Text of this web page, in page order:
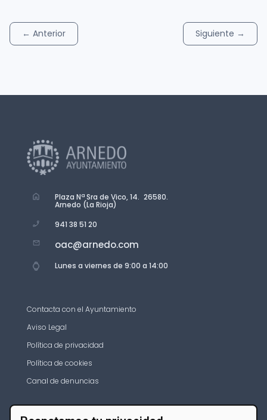
← Anterior Siguiente →
Plaza Nª Sra de Vico, 14. 26580.
Arnedo (La Rioja)
941 38 51 20
oac@arnedo.com
Lunes a viernes de 9:00 a 14:00
Contacta con el Ayuntamiento
Aviso Legal
Política de privacidad
Política de cookies
Canal de denuncias